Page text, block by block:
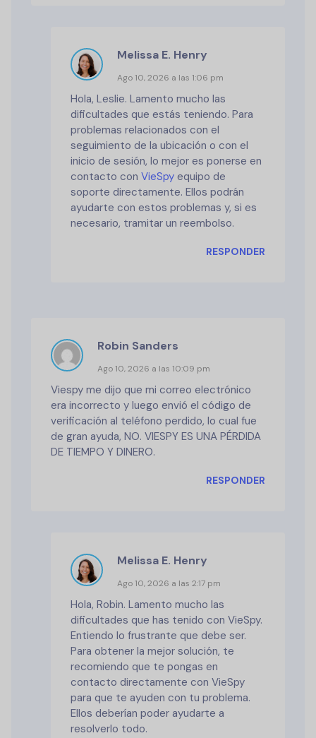
Melissa E. Henry
Ago 10, 2026 a las 1:06 pm
Hola, Leslie. Lamento mucho las
dificultades que estás teniendo. Para
problemas relacionados con el
seguimiento de la ubicación o con el
inicio de sesión, lo mejor es ponerse en
contacto con VieSpy equipo de
soporte directamente. Ellos podrán
ayudarte con estos problemas y, si es
necesario, tramitar un reembolso.
RESPONDER
Robin Sanders
Ago 10, 2026 a las 10:09 pm
Viespy me dijo que mi correo electrónico
era incorrecto y luego envió el código de
verificación al teléfono perdido, lo cual fue
de gran ayuda, NO. VIESPY ES UNA PÉRDIDA
DE TIEMPO Y DINERO.
RESPONDER
Melissa E. Henry
Ago 10, 2026 a las 2:17 pm
Hola, Robin. Lamento mucho las
dificultades que has tenido con VieSpy.
Entiendo lo frustrante que debe ser.
Para obtener la mejor solución, te
recomiendo que te pongas en
contacto directamente con VieSpy
para que te ayuden con tu problema.
Ellos deberían poder ayudarte a
resolverlo todo.